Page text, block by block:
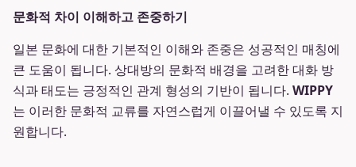
문화적 차이 이해하고 존중하기
일본 문화에 대한 기본적인 이해와 존중은 성공적인 매칭에
큰 도움이 됩니다. 상대방의 문화적 배경을 고려한 대화 방
식과 태도는 긍정적인 관계 형성의 기반이 됩니다. WIPPY
는 이러한 문화적 교류를 자연스럽게 이끌어낼 수 있도록 지
원합니다.